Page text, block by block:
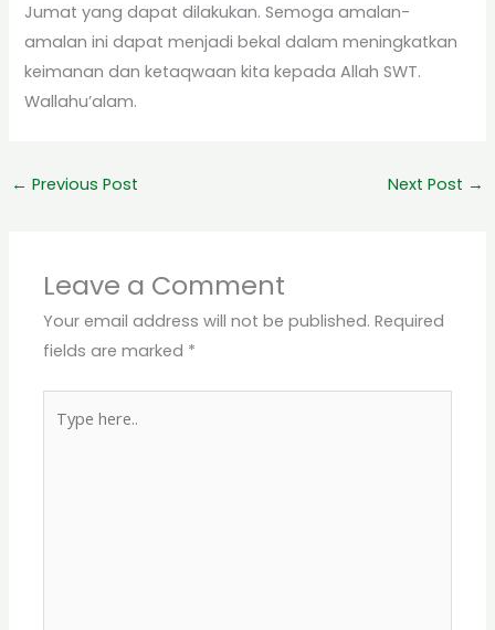
Jumat yang dapat dilakukan. Semoga amalan-
amalan ini dapat menjadi bekal dalam meningkatkan
keimanan dan ketaqwaan kita kepada Allah SWT.
Wallahu’alam.
← Previous Post Next Post →
Leave a Comment
Your email address will not be published. Required
fields are marked *
here..